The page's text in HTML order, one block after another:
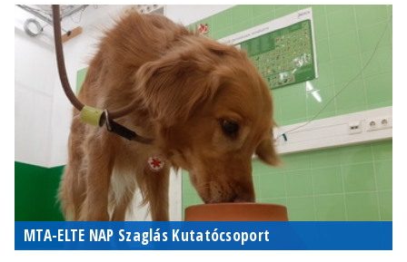
MTA-ELTE NAP Szaglás Kutatócsoport